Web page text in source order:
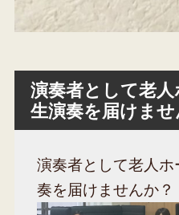
演奏者として老
生演奏を届けませ
演奏者として老人
奏を届けませんか？